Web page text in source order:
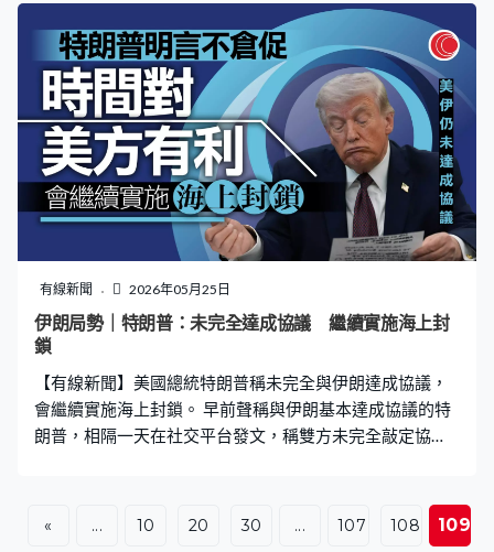
回撥號碼，就只會聽到電話錄音，告知由哪間醫院或診所
打出，有需要職員會再次聯絡。
有線新聞 2026年05月25日
伊朗局勢｜特朗普：未完全達成協議 繼續實施海上封
鎖
【有線新聞】美國總統特朗普稱未完全與伊朗達成協議，
會繼續實施海上封鎖。 早前聲稱與伊朗基本達成協議的特
朗普，相隔一天在社交平台發文，稱雙方未完全敲定協
有別於奧巴馬政府時期的核協議。他早前指美伊談判正有
序進行，已指示美國代表勿倉促達成協議，因為時間對美
« ... 10 20 30 ... 107 108 109